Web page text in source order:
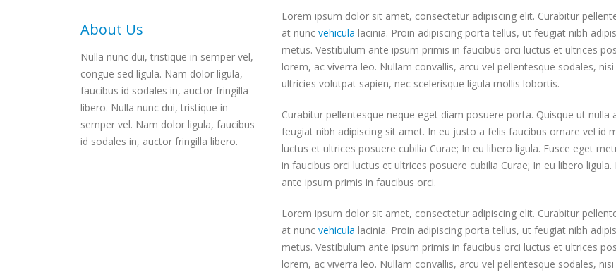
About Us
Nulla nunc dui, tristique in semper vel,
congue sed ligula. Nam dolor ligula,
faucibus id sodales in, auctor fringilla
libero. Nulla nunc dui, tristique in
semper vel. Nam dolor ligula, faucibus
id sodales in, auctor fringilla libero.
Lorem ipsum dolor sit amet, consectetur adipiscing elit. Curabitur
at nunc vehicula lacinia. Proin adipiscing porta tellus, ut feugiat nibh
metus. Vestibulum ante ipsum primis in faucibus orci luctus et ultrices
lorem, ac viverra leo. Nullam convallis, arcu vel pellentesque sodales,
ultricies volutpat sapien, nec scelerisque ligula mollis lobortis.
Curabitur pellentesque neque eget diam posuere porta. Quisque ut
feugiat nibh adipiscing sit amet. In eu justo a felis faucibus ornare vel id
luctus et ultrices posuere cubilia Curae; In eu libero ligula. Fusce eget
in faucibus orci luctus et ultrices posuere cubilia Curae; In eu libero
ante ipsum primis in faucibus orci.
Lorem ipsum dolor sit amet, consectetur adipiscing elit. Curabitur
at nunc vehicula lacinia. Proin adipiscing porta tellus, ut feugiat nibh
metus. Vestibulum ante ipsum primis in faucibus orci luctus et ultrices
lorem, ac viverra leo. Nullam convallis, arcu vel pellentesque sodales,